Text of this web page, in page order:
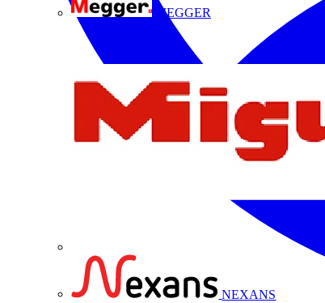
MEGGER
NEXANS